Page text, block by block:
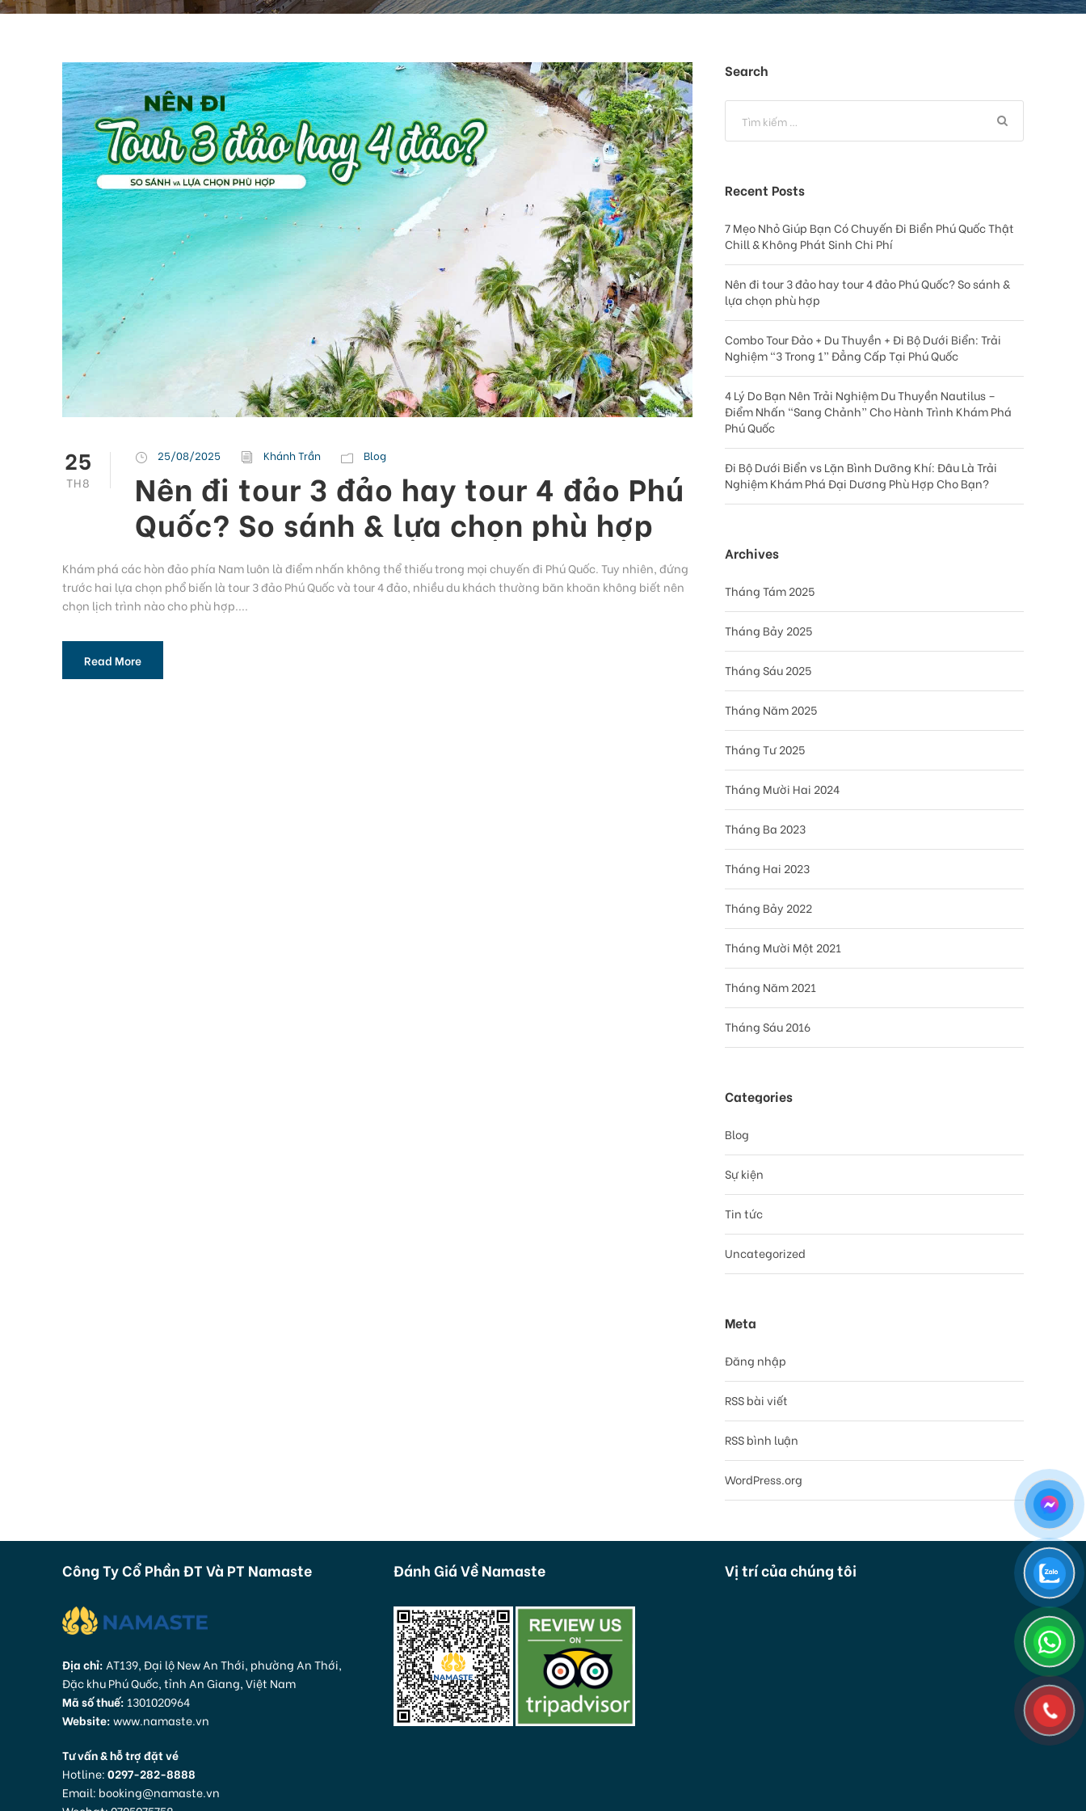
25
TH8
25/08/2025 Khánh Trần Blog
Nên đi tour 3 đảo hay tour 4 đảo Phú
Quốc? So sánh & lựa chọn phù hợp
Khám phá các hòn đảo phía Nam luôn là điểm nhấn không thể thiếu trong mọi chuyến đi Phú Quốc. Tuy nhiên, đứng
trước hai lựa chọn phổ biến là tour 3 đảo Phú Quốc và tour 4 đảo, nhiều du khách thường băn khoăn không biết nên
chọn lịch trình nào cho phù hợp....
Read More
Search
Recent Posts
7 Mẹo Nhỏ Giúp Bạn Có Chuyến Đi Biển Phú Quốc Thật
Chill & Không Phát Sinh Chi Phí
Nên đi tour 3 đảo hay tour 4 đảo Phú Quốc? So sánh &
lựa chọn phù hợp
Combo Tour Đảo + Du Thuyền + Đi Bộ Dưới Biển: Trải
Nghiệm “3 Trong 1” Đẳng Cấp Tại Phú Quốc
4 Lý Do Bạn Nên Trải Nghiệm Du Thuyền Nautilus –
Điểm Nhấn “Sang Chảnh” Cho Hành Trình Khám Phá
Phú Quốc
Đi Bộ Dưới Biển vs Lặn Bình Dưỡng Khí: Đâu Là Trải
Nghiệm Khám Phá Đại Dương Phù Hợp Cho Bạn?
Archives
Tháng Tám 2025
Tháng Bảy 2025
Tháng Sáu 2025
Tháng Năm 2025
Tháng Tư 2025
Tháng Mười Hai 2024
Tháng Ba 2023
Tháng Hai 2023
Tháng Bảy 2022
Tháng Mười Một 2021
Tháng Năm 2021
Tháng Sáu 2016
Categories
Blog
Sự kiện
Tin tức
Uncategorized
Meta
Đăng nhập
RSS bài viết
RSS bình luận
WordPress.org
Công Ty Cổ Phần ĐT Và PT Namaste
Địa chỉ: AT139, Đại lộ New An Thới, phường An Thới,
Đặc khu Phú Quốc, tỉnh An Giang, Việt Nam
Mã số thuế: 1301020964
Website:www.namaste.vn
Tư vấn & hỗ trợ đặt vé
Hotline:0297-282-8888
Email: booking@namaste.vn
Đánh Giá Về Namaste Vị trí của chúng tôi